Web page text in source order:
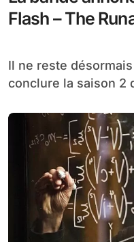
Flash – The
Il ne reste désormais plus que 3 épisodes pour
conclure la saison 2